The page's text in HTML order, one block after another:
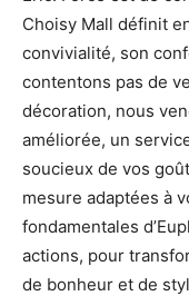
Choisy Mall définit
convivialité, son
contentons pas de
décoration, nous
améliorée, un
soucieux de vos
mesure adaptées à
fondamentales
actions, pour
de bonheur et de